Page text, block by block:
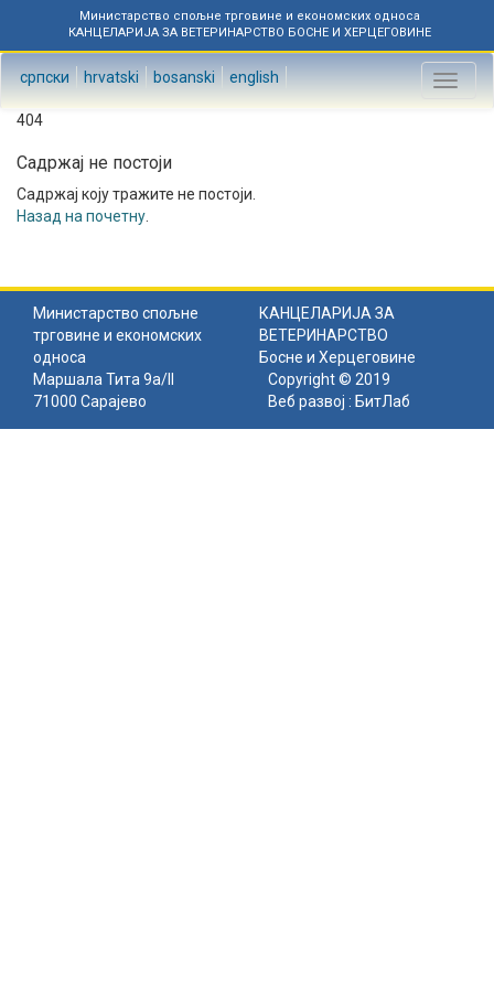
Министарство спољне трговине и економских односа
КАНЦЕЛАРИЈА ЗА ВЕТЕРИНАРСТВО БОСНЕ И ХЕРЦЕГОВИНЕ
српски hrvatski bosanski english
Toggle
404
Садржај не постоји
Садржај коју тражите не постоји.
Назад на почетну
Министарство спољне
трговине и економских
односа
КАНЦЕЛАРИЈА ЗА
ВЕТЕРИНАРСТВО
Босне и Херцеговине
Маршала Тита 9а/II
71000 Сарајево
Copyright © 2019
Веб развој : БитЛаб